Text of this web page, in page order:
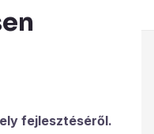
fejlesztéséről.